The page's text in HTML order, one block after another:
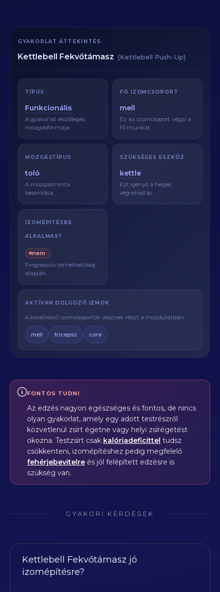
GYAKORLAT ÁTTEKINTÉS
Kettlebell Fekvőtámasz (Kettlebell Push-Up)
TÍPUS
Funkcionális
A gyakorlat elsődleges
mozgásformája.
FŐ IZOMCSOPORT
mell
Ez az izomcsoport végzi a
fő munkát.
MOZGÁSTÍPUS
toló
A mozgásminta
besorolása.
SZÜKSÉGES ESZKÖZ
kettle
Ezt igényli a helyes
végrehajtás.
IZOMÉPÍTÉSRE
ALKALMAS?
nem
Progresszív terhelhetőség
alapján.
AKTÍVAN DOLGOZÓ IZMOK
A következő izomcsoportok vesznek részt a mozdulatban:
mell tricepsz core
FONTOS TUDNI
Az edzés nagyon egészséges és fontos, de nincs
olyan gyakorlat, amely egy adott testrészről
közvetlenül zsírt égetne vagy helyi zsírégetést
okozna. Testzsírt csak kalóriadeficittel tudsz
csökkenteni, izomépítéshez pedig megfelelő
fehérjebevitelre és jól felépített edzésre is
szükség van.
GYAKORI KÉRDÉSEK
Kettlebell Fekvőtámasz jó
izomépítésre?